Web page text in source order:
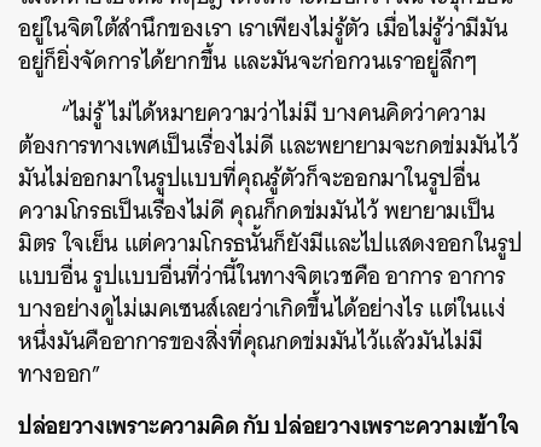
อยู่ในจิตใต้สำนึกของเรา เราเพียงไม่รู้ตัว เมื่อไม่รู้ว่ามีมัน
อยู่ก็ยิ่งจัดการได้ยากขึ้น และมันจะก่อกวนเราอยู่ลึกๆ
“ไม่รู้ ไม่ได้หมายความว่าไม่มี บางคนคิดว่าความ
ต้องการทางเพศเป็นเรื่องไม่ดี และพยายามจะกดข่มมันไว้
มันไม่ออกมาในรูปแบบที่คุณรู้ตัวก็จะออกมาในรูปอื่น
ความโกรธเป็นเรื่องไม่ดี คุณก็กดข่มมันไว้ พยายามเป็น
มิตร ใจเย็น แต่ความโกรธนั้นก็ยังมีและไปแสดงออกในรูป
แบบอื่น รูปแบบอื่นที่ว่านี้ในทางจิตเวชคือ อาการ อาการ
บางอย่างดูไม่เมคเซนส์เลยว่าเกิดขึ้นได้อย่างไร แต่ในแง่
หนึ่งมันคืออาการของสิ่งที่คุณกดข่มมันไว้แล้วมันไม่มี
ทางออก”
ปล่อยวางเพราะความคิด กับ ปล่อยวางเพราะความเข้าใจ